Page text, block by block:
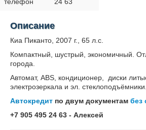
телефон
24 63
Описание
Киа Пиканто, 2007 г., 65 л.с.
Компактный, шустрый, экономичный.
города.
Автомат, ABS, кондиционер, диски
электрозеркала и эл. стеклоподъёмники.
Автокредитпо двум документам без
+7 905 495 24 63 - Алексей